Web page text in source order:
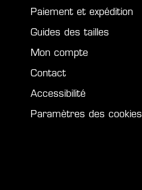
Paiement et expédition
Guides des tailles
Mon compte
Contact
Accessibilité
Paramètres des cookies